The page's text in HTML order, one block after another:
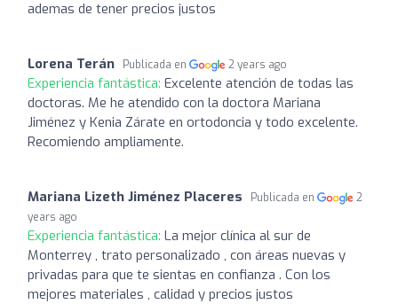
ademas de tener precios justos
Lorena Terán Publicada en 2 years ago
Experiencia fantástica: Excelente atención de todas las
doctoras. Me he atendido con la doctora Mariana
Jiménez y Kenia Zárate en ortodoncia y todo excelente.
Recomiendo ampliamente.
Mariana Lizeth Jiménez Placeres Publicada en
2
years ago
Experiencia fantástica: La mejor clínica al sur de
Monterrey , trato personalizado , con áreas nuevas y
privadas para que te sientas en confianza . Con los
mejores materiales , calidad y precios justos